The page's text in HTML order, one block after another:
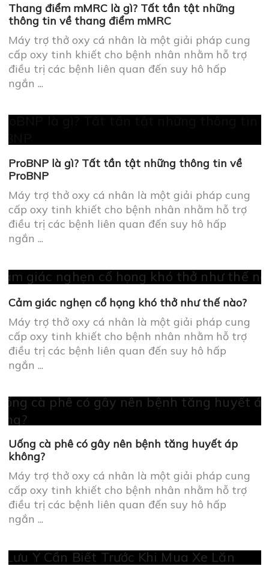
Thang điểm mMRC là gì? Tất tần tật những
thông tin về thang điểm mMRC
Máy trợ thở oxy cá nhân là một giải pháp cung
cấp oxy tinh khiết cho bệnh nhân nhằm hỗ trợ
điều trị các bệnh liên quan đến suy hô hấp
ngắn ...
ProBNP là gì? Tất tần tật những thông tin về
ProBNP
Máy trợ thở oxy cá nhân là một giải pháp cung
cấp oxy tinh khiết cho bệnh nhân nhằm hỗ trợ
điều trị các bệnh liên quan đến suy hô hấp
ngắn ...
Cảm giác nghẹn cổ họng khó thở như thế nào?
Máy trợ thở oxy cá nhân là một giải pháp cung
cấp oxy tinh khiết cho bệnh nhân nhằm hỗ trợ
điều trị các bệnh liên quan đến suy hô hấp
ngắn ...
Uống cà phê có gây nên bệnh tăng huyết áp
không?
Máy trợ thở oxy cá nhân là một giải pháp cung
cấp oxy tinh khiết cho bệnh nhân nhằm hỗ trợ
điều trị các bệnh liên quan đến suy hô hấp
ngắn ...